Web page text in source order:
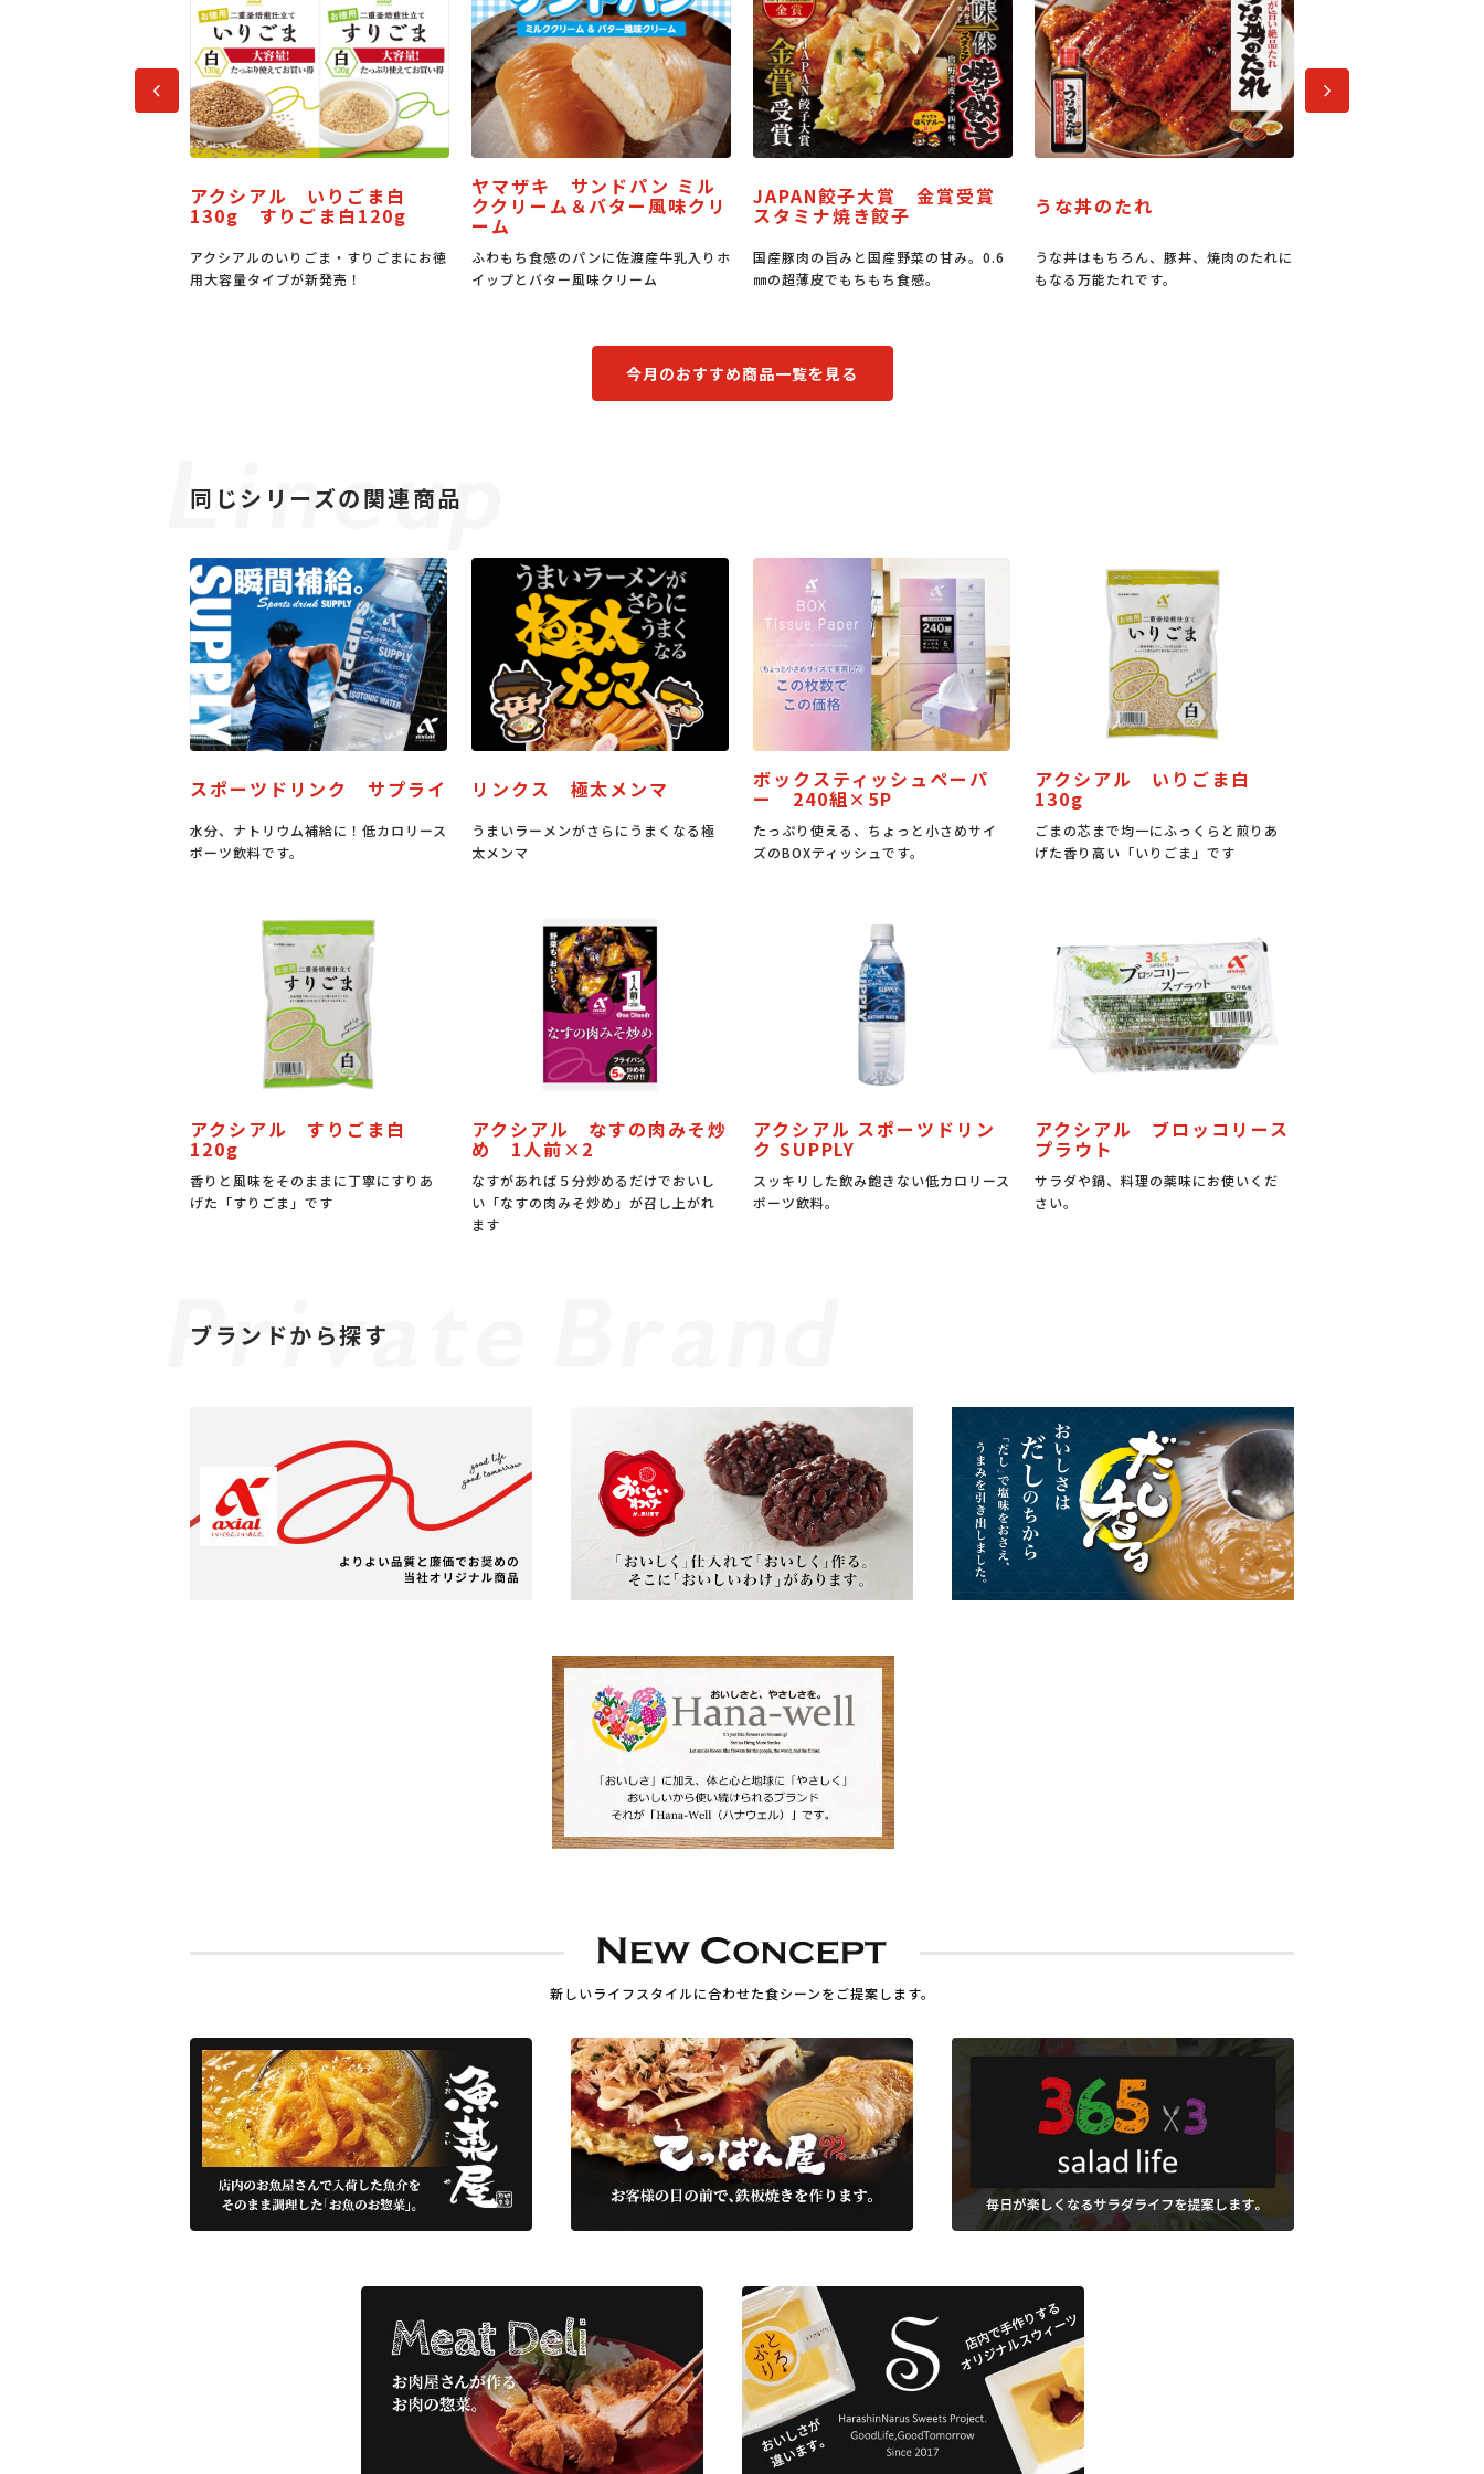
前へ
アルのいりごま・すりごまにお徳
ヤマザキ サンドパン ミル
ククリーム＆バター風味クリ
ーム
ふわもち食感のパンに佐渡産牛乳入りホ
イップとバター風味クリーム
JAPAN餃子大賞 金賞受賞
スタミナ焼き餃子
国産豚肉の旨みと国産野菜の甘み。0.6
㎜の超薄皮でもちもち食感。
うな丼のたれ
うな丼はもちろん、豚丼、焼肉のたれに
もなる万能たれです。
パーティーメニュー
今なら100円お買い物券進呈キャンペー
ン中！
次へ
今月のおすすめ商品一覧を見る
同じシリーズの関連商品
スポーツドリンク サプライ
水分、ナトリウム補給に！低カロリース
ポーツ飲料です。
リンクス 極太メンマ
うまいラーメンがさらにうまくなる極
太メンマ
ボックスティッシュペーパ
ー 240組×5P
たっぷり使える、ちょっと小さめサイ
ズのBOXティッシュです。
アクシアル いりごま白
130g
ごまの芯まで均一にふっくらと煎りあ
げた香り高い「いりごま」です
アクシアル すりごま白
120g
香りと風味をそのままに丁寧にすりあ
げた「すりごま」です
アクシアル なすの肉みそ炒
め 1人前×2
なすがあれば５分炒めるだけでおいし
い「なすの肉みそ炒め」が召し上がれ
ます
アクシアル スポーツドリン
ク SUPPLY
スッキリした飲み飽きない低カロリース
ポーツ飲料。
アクシアル ブロッコリース
プラウト
サラダや鍋、料理の薬味にお使いくだ
さい。
ブランドから探す
新しいライフスタイルに合わせた食シーンをご提案します。